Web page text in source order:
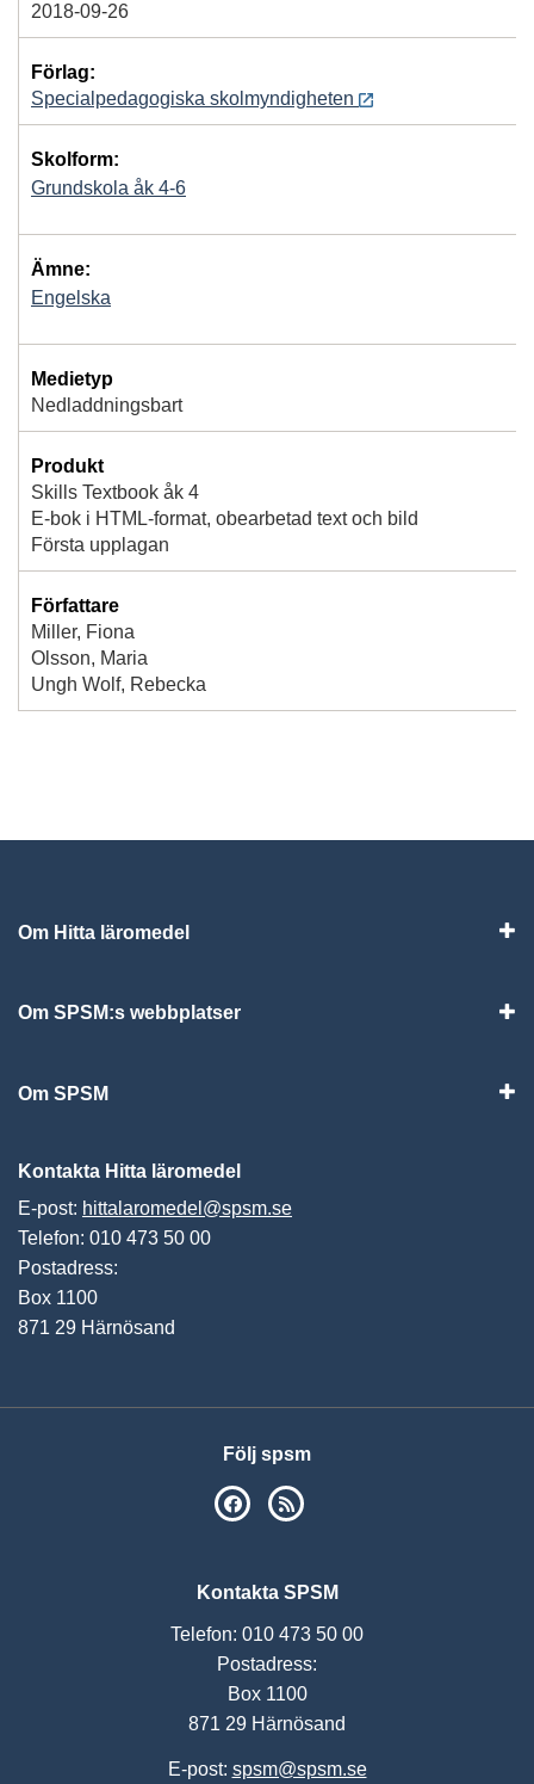
2018-09-26
Förlag:
Specialpedagogiska skolmyndigheten
Skolform:
Grundskola åk 4-6
Ämne:
Engelska
Medietyp
Nedladdningsbart
Produkt
Skills Textbook åk 4
E-bok i HTML-format, obearbetad text och bild
Första upplagan
Författare
Miller, Fiona
Olsson, Maria
Ungh Wolf, Rebecka
Om Hitta läromedel
Om SPSM:s webbplatser
Om SPSM
Kontakta Hitta läromedel
E-post: hittalaromedel@spsm.se
Telefon: 010 473 50 00
Postadress:
Box 1100
871 29 Härnösand
Följ spsm
SPSM på Facebook
Kontakta SPSM
Telefon: 010 473 50 00
Postadress:
Box 1100
871 29 Härnösand
E-post: spsm@spsm.se